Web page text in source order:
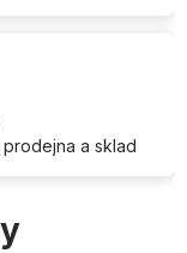
a sklad